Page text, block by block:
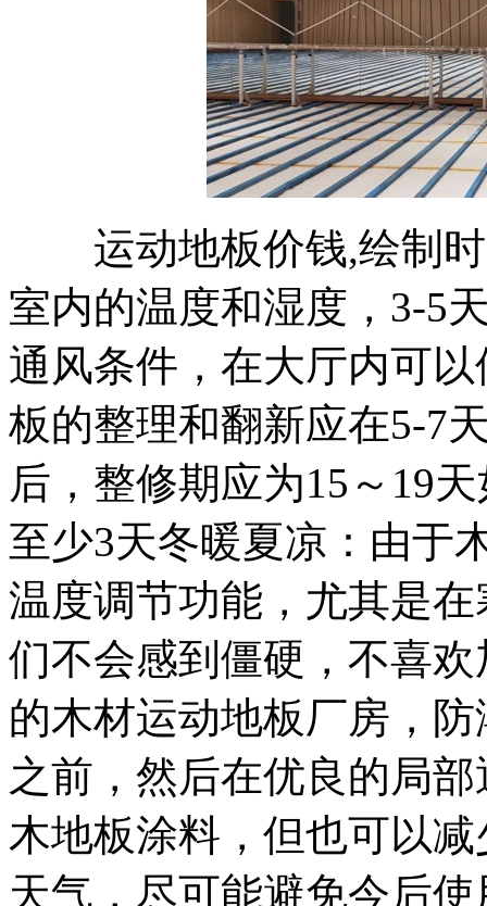
运动地板价钱,绘制时
室内的温度和湿度，3-5
通风条件，在大厅内可
板的整理和翻新应在5-7
后，整修期应为15～19
至少3天冬暖夏凉：由于
温度调节功能，尤其是
们不会感到僵硬，不喜
的木材运动地板厂房，
之前，然后在优良的局
木地板涂料，但也可以
天气，尽可能避免今后